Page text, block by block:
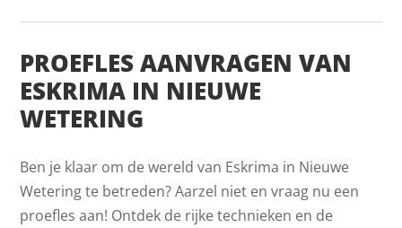
PROEFLES AANVRAGEN VAN
ESKRIMA IN NIEUWE
WETERING
Ben je klaar om de wereld van Eskrima in Nieuwe
Wetering te betreden? Aarzel niet en vraag nu een
proefles aan! Ontdek de rijke technieken en de